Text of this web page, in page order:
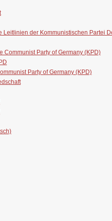
Leitlinien der Kommunistischen Partei
Communist Party of Germany (KPD)
Party of Germany (KPD)